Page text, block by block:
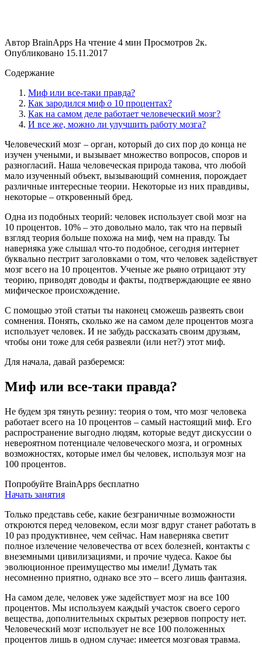
Автор BrainApps На чтение 4 мин Просмотров 2к.
Опубликовано 15.11.2017
Содержание
Миф или все-таки правда?
Как зародился миф о 10 процентах?
Как на самом деле работает человеческий мозг?
И все же, можно ли улучшить работу мозга?
Человеческий мозг – орган, который до сих пор до конца не
изучен учеными, и вызывает множество вопросов, споров и
разногласий. Наша человеческая природа такова, что любой
мало изученный объект, вызывающий сомнения, порождает
различные интересные теории. Некоторые из них правдивы,
некоторые – откровенный бред.
Одна из подобных теорий: человек использует свой мозг на
10 процентов. 10% – это довольно мало, так что на первый
взгляд теория больше похожа на миф, чем на правду. Ты
наверняка уже слышал что-то подобное, сегодня интернет
буквально пестрит заголовками о том, что человек задействует
мозг всего на 10 процентов. Ученые же рьяно отрицают эту
теорию, приводят доводы и факты, подтверждающие ее явно
мифическое происхождение.
С помощью этой статьи ты наконец сможешь развеять свои
сомнения. Понять, сколько же на самом деле процентов мозга
использует человек. И не забудь рассказать своим друзьям,
чтобы они тоже для себя развеяли (или нет?) этот миф.
Для начала, давай разберемся:
Миф или все-таки правда?
Не будем зря тянуть резину: теория о том, что мозг человека
работает всего на 10 процентов – самый настоящий миф. Его
распространение выгодно людям, которые ведут дискуссии о
невероятном потенциале человеческого мозга, и огромных
возможностях, которые имел бы человек, используя мозг на
100 процентов.
Попробуйте BrainApps бесплатно
Начать занятия
Только представь себе, какие безграничные возможности
откроются перед человеком, если мозг вдруг станет работать в
10 раз продуктивнее, чем сейчас. Нам наверняка светит
полное излечение человечества от всех болезней, контакты с
внеземными цивилизациями, и прочие чудеса. Какое бы
эволюционное преимущество мы имели! Думать так
несомненно приятно, однако все это – всего лишь фантазия.
На самом деле, человек уже задействует мозг на все 100
процентов. Мы используем каждый участок своего серого
вещества, дополнительных скрытых резервов попросту нет.
Человеческий мозг использует не все 100 положенных
процентов лишь в одном случае: имеется мозговая травма.